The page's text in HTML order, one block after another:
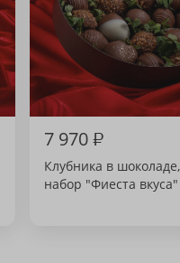
7 970₽
Клубника в
набор "Фиеста вкуса"